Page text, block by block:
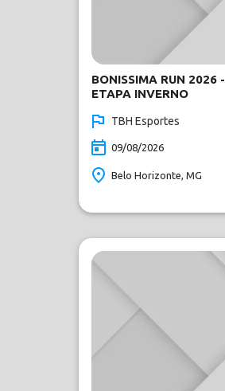
BONISSIMA RUN 2026 -
ETAPA INVERNO
TBH Esportes
09/08/2026
Belo Horizonte, MG